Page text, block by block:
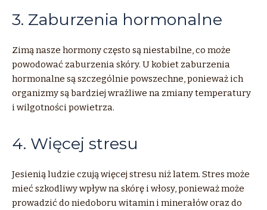
3. Zaburzenia hormonalne
Zimą nasze hormony często są niestabilne, co może
powodować zaburzenia skóry. U kobiet zaburzenia
hormonalne są szczególnie powszechne, ponieważ ich
organizmy są bardziej wrażliwe na zmiany temperatury
i wilgotności powietrza.
4. Więcej stresu
Jesienią ludzie czują więcej stresu niż latem. Stres może
mieć szkodliwy wpływ na skórę i włosy, ponieważ może
prowadzić do niedoboru witamin i minerałów oraz do